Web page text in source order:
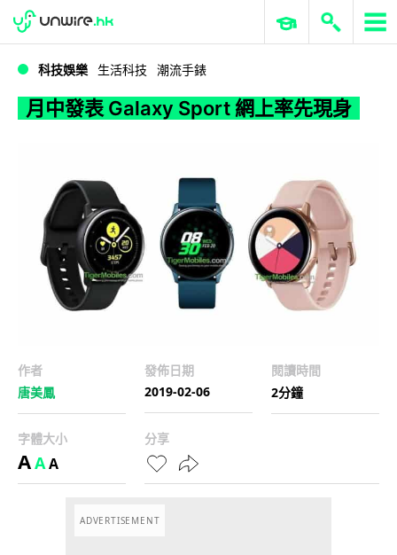
月中發表 Galaxy Sport 網上率先現身
WWDC 2026 ERP 與商業 AI
科技娛樂 生活科技 潮流手錶
月中發表 Galaxy Sport 網上率先現身
作者
唐美鳳
發佈日期
2019-02-06
閱讀時間
2分鐘
字體大小
AAA
分享
ADVERTISEMENT